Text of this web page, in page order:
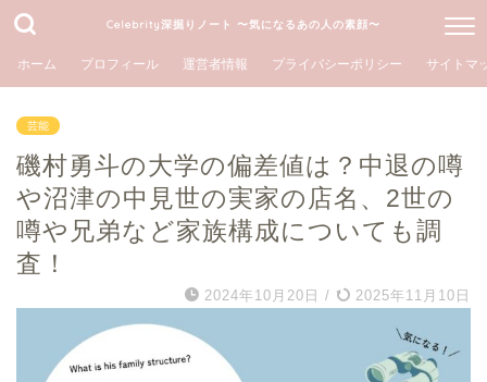
Celebrity深掘りノート 〜気になるあの人の素顔〜
ホーム プロフィール 運営者情報 プライバシーポリシー サイトマ
芸能
磯村勇斗の大学の偏差値は？中退の噂
や沼津の中見世の実家の店名、2世の
噂や兄弟など家族構成についても調
査！
2024年10月20日 / 2025年11月10日